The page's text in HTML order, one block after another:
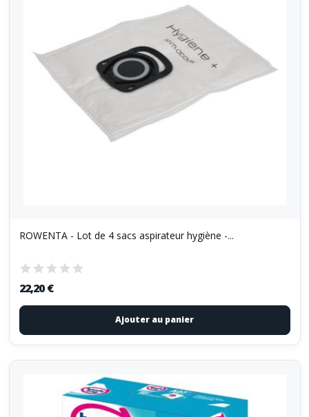
ROWENTA - Lot de 4 sacs aspirateur hygiène -...
22,20 €
Ajouter au panier